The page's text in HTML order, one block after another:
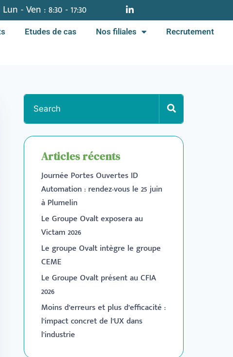
Lun - Ven : 8:30 - 17:30
Etudes de cas Nos filiales Recrutement
Articles récents
Journée Portes Ouvertes ID
Automation : rendez-vous le 25 juin
à Plumelin
Le Groupe Ovalt exposera au
Victam 2026
Le groupe Ovalt intègre le groupe
CEME
Le Groupe Ovalt présent au CFIA
2026
Moins d’erreurs et plus d’efficacité :
l’impact concret de l’UX dans
l’industrie